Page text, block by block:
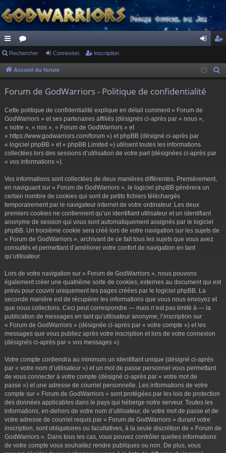
ac
co
s
or
u ne cri
Rechercher Connexion Inscription
Accueil du forum
Forum de GodWarriors - Politique de confidentialité
Cette politique de confidentialité explique en détail comment « Forum de
GodWarriors » et ses partenaires affiliés (désignés ci-après par « nous »,
« notre », « nos », « Forum de GodWarriors » et
« https://www.godwarriors.com/forum ») et phpBB (désigné ci-après par
« logiciel phpBB » et « phpBB Limited ») utilisent toutes les informations
collectées lors des sessions d’utilisation de votre part (désignées ci-après par
« vos informations »).
Vos informations sont collectées de deux manières différentes. Premièrement,
en naviguant sur « Forum de GodWarriors », le logiciel phpBB génèrera un
certain nombre de cookies qui sont de petits fichiers téléchargés
temporairement par le navigateur internet de votre ordinateur. Les deux
premiers cookies ne contiennent qu’un identifiant utilisateur et un identifiant
anonyme de session qui vous sont automatiquement assignés par le logiciel
phpBB. Un troisième cookie sera créé lors de votre navigation sur les sujets de
« Forum de GodWarriors », archivant de ce fait tous les sujets que vous avez
consultés et permettant d’améliorer votre confort de navigation en tant
qu’utilisateur.
Lors de votre navigation sur « Forum de GodWarriors », nous pouvons
également créer une quatrième sorte de cookies, externes au document qui est
prévu pour couvrir uniquement les pages créées par le logiciel phpBB. La
seconde manière est de récupérer les informations que vous nous envoyez et
que nous collectons. Ceci peut correspondre — mais n’est pas limité à — la
publication de messages en tant qu’utilisateur anonyme, l’inscription sur
« Forum de GodWarriors » (désignée ci-après par « votre compte ») et les
messages que vous publiez après votre inscription et lors de votre connexion
(désignés ci-après par « vos messages »).
Votre compte contiendra au minimum un identifiant unique (désigné ci-après
par « votre nom d’utilisateur ») et un mot de passe personnel vous permettant
de vous connecter à votre compte (désigné ci-après par « votre mot de
passe ») et une adresse de courriel personnelle. Les informations de votre
compte sur « Forum de GodWarriors » sont protégées par les lois de protection
des données applicables dans le pays qui héberge notre serveur. Toutes les
informations, en-dehors de votre nom d’utilisateur, de votre mot de passe et de
votre adresse de courriel requis par « Forum de GodWarriors » durant votre
inscription, sont obligatoires ou facultatives, à la seule discrétion de « Forum de
GodWarriors ». Dans tous les cas, vous pouvez contrôler quelles informations
de votre compte vous souhaitez rendre publiques ou non. De plus, vous